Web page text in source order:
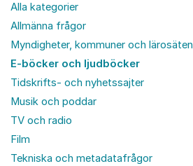
Alla kategorier
Allmänna frågor
Myndigheter, kommuner och lärosäten
E-böcker och ljudböcker
Tidskrifts- och nyhetssajter
Musik och poddar
TV och radio
Film
Tekniska och metadatafrågor